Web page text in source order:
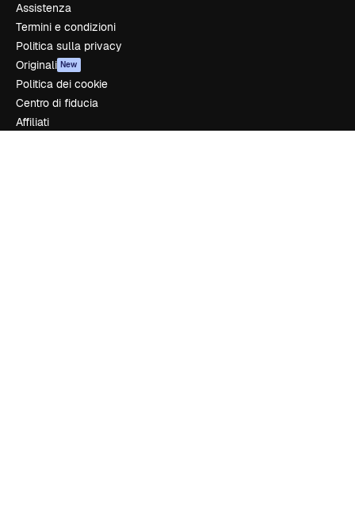
Assistenza
Termini e condizioni
Politica sulla privacy
Originali New
Politica dei cookie
Centro di fiducia
Affiliati